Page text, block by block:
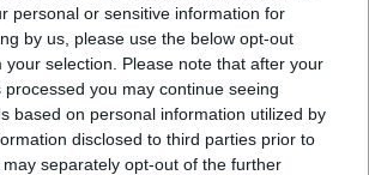
personal or sensitive information for
by us, please use the below opt-out
your selection. Please note that after your
you may continue seeing
based on personal information utilized by
disclosed to third parties prior to
separately opt-out of the further